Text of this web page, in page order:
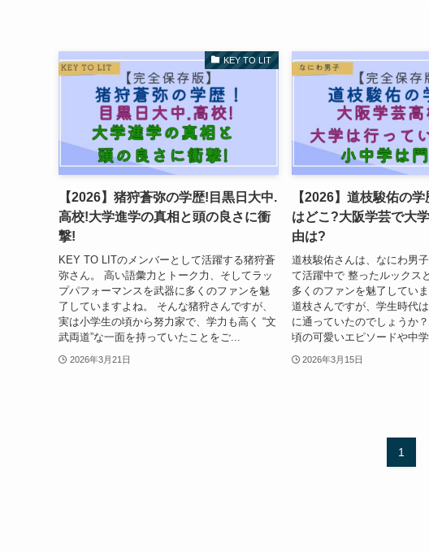
KEY TO LIT
【2026】猪狩蒼弥の学歴!目黒日大中.
高校!大学進学の真相と頭の良さに衝
撃!
KEY TO LITのメンバーとして活躍する猪狩蒼
弥さん。 高い語彙力とトーク力、そしてラッ
プパフォーマンスを武器に多くのファンを魅
了していますよね。 そんな猪狩さんですが、
実は小学生の頃から努力家で、学力も高く “文
武両道”な一面を持っていたことをご...
2026年3月21日
【2026】道枝駿佑の
はどこ?大阪学芸で大
由は?
道枝駿佑さんは、なにわ男
て活躍中で 整ったルックス
多くのファンを魅了してい
道枝さんですが、学生時代
に通っていたのでしょうか
頃の可愛いエピソードや中学
2026年3月15日
1